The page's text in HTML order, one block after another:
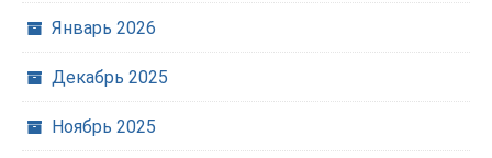
Январь 2026
Декабрь 2025
Ноябрь 2025